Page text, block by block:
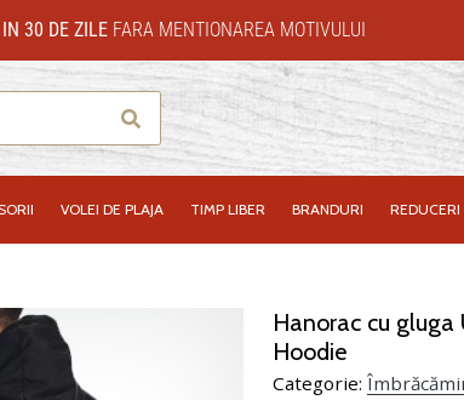
30 DE ZILEFARA MENTIONAREA MOTIVULUI
Cauta
VOLEI DE PLAJA TIMP LIBER BRANDURI REDUCERI
Hanorac cu gluga
Hoodie
Categorie: